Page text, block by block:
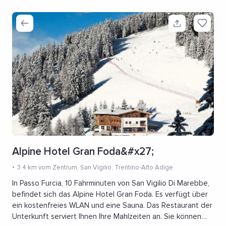
Alpine Hotel Gran Foda&#x27;
3.4 km vom Zentrum, San Vigilio, Trentino-Alto Adige
In Passo Furcia, 10 Fahrminuten von San Vigilio Di Marebbe,
befindet sich das Alpine Hotel Gran Foda. Es verfügt über
ein kostenfreies WLAN und eine Sauna. Das Restaurant der
Unterkunft serviert Ihnen Ihre Mahlzeiten an. Sie können